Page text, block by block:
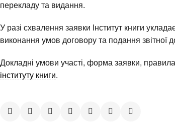
перекладу та видання.
У разі схвалення заявки Інститут книги
виконання умов договору та подання звітної
Докладні умови участі, форма заявки,
інституту книги.